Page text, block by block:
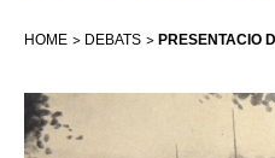
HOME DEBATS PRESENTACIÓ